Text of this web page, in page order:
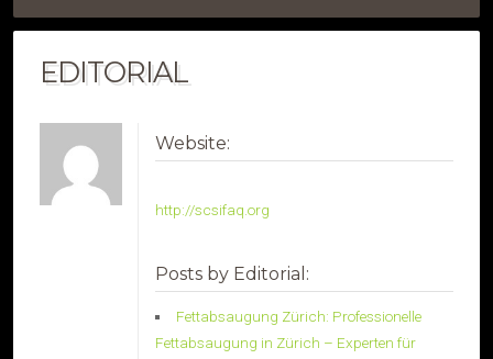
EDITORIAL
Website:
http://scsifaq.org
Posts by Editorial:
Fettabsaugung Zürich: Professionelle
Fettabsaugung in Zürich – Experten für